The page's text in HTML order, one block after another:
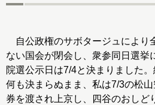
自公政権のサボタージュにより
ない国会が閉会し、衆参同日選挙
院選公示日は7/4と決まりました
何も決まらぬまま、私は7/3の松
券を渡され上京し、四谷のおしど